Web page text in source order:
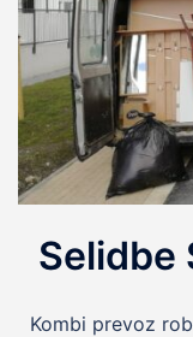
Selidbe
Kombi prevoz